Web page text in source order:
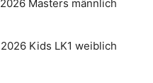
2026 Masters männlich
2026 Kids LK1 weiblich